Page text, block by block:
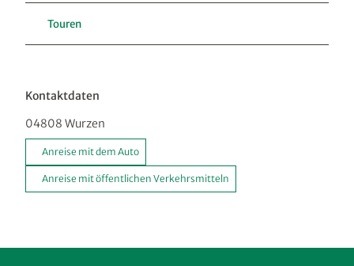
Touren
Kontaktdaten
04808 Wurzen
Anreise mit dem Auto
Anreise mit öffentlichen Verkehrsmitteln